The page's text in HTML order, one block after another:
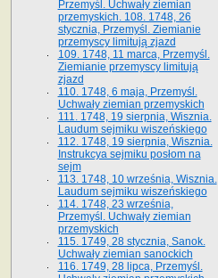
Przemyśl. Uchwały ziemian
przemyskich. 108. 1748, 26
stycznia, Przemyśl. Ziemianie
przemyscy limitują zjazd
109. 1748, 11 marca, Przemyśl.
Ziemianie przemyscy limitują
zjazd
110. 1748, 6 maja, Przemyśl.
Uchwały ziemian przemyskich
111. 1748, 19 sierpnia, Wisznia.
Laudum sejmiku wiszeńskiego
112. 1748, 19 sierpnia, Wisznia.
Instrukcya sejmiku posłom na
sejm
113. 1748, 10 września, Wisznia.
Laudum sejmiku wiszeńskiego
114. 1748, 23 września,
Przemyśl. Uchwały ziemian
przemyskich
115. 1749, 28 stycznia, Sanok.
Uchwały ziemian sanockich
116. 1749, 28 lipca, Przemyśl.